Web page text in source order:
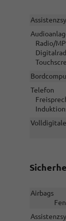
Radio/
Telefon
Airbags